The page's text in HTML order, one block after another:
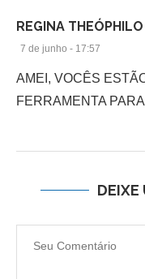
REGINA THEÓPHILO
7 de junho - 17:57
AMEI, VOCÊS
FERRAMENTA
DEIXE